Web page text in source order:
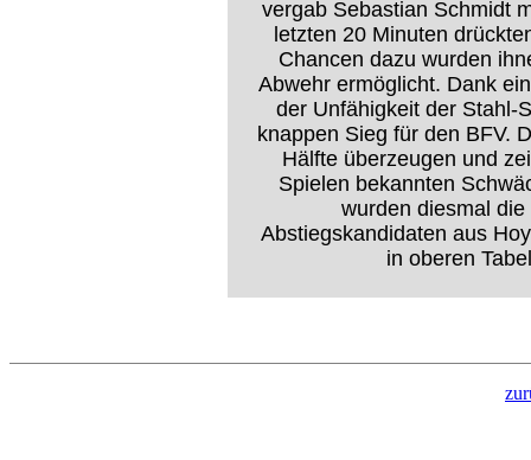
vergab Sebastian Schmidt
letzten 20 Minuten
Chancen dazu wurden
Abwehr ermöglicht. Dank
der Unfähigkeit der Stahl-
knappen Sieg für den BFV.
Hälfte überzeugen und
Spielen bekannten
wurden diesmal
Abstiegskandidaten aus
in oberen